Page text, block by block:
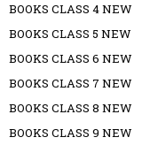
BOOKS CLASS 4 NEW
BOOKS CLASS 5 NEW
BOOKS CLASS 6 NEW
BOOKS CLASS 7 NEW
BOOKS CLASS 8 NEW
BOOKS CLASS 9 NEW